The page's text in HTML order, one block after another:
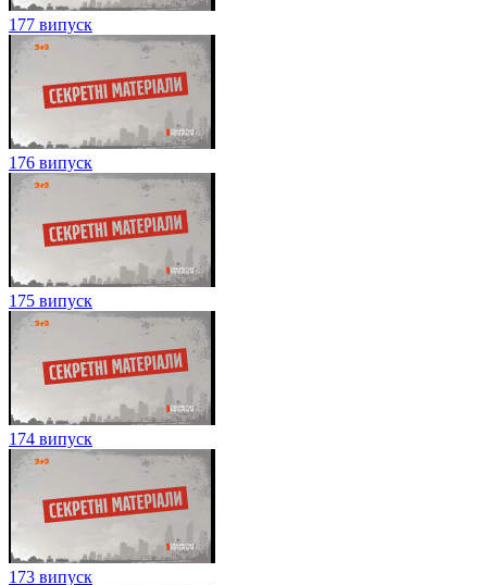
177 випуск
176 випуск
175 випуск
174 випуск
173 випуск